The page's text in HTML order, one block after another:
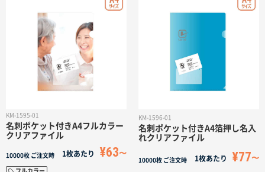
KM-1595-01
名刺ポケット付きA4フルカラー
クリアファイル
10000枚 ご注文時 1枚あたり ¥63
KM-1596-01
名刺ポケット付きA4箔押し名入
れクリアファイル
10000枚 ご注文時 1枚あたり ¥77